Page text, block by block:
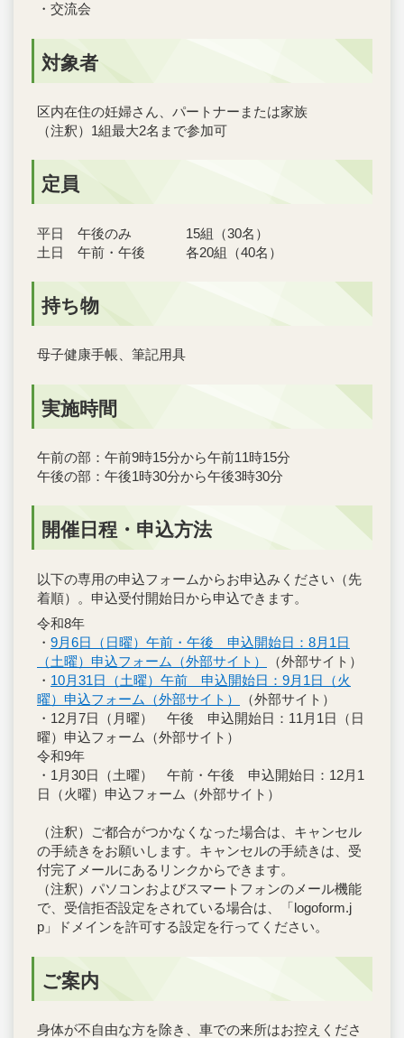
・交流会
対象者
区内在住の妊婦さん、パートナーまたは家族
（注釈）1組最大2名まで参加可
定員
平日 午後のみ 15組（30名）
土日 午前・午後 各20組（40名）
持ち物
母子健康手帳、筆記用具
実施時間
午前の部：午前9時15分から午前11時15分
午後の部：午後1時30分から午後3時30分
開催日程・申込方法
以下の専用の申込フォームからお申込みください（先
着順）。申込受付開始日から申込できます。
令和8年
・ 9月6日（日曜）午前・午後 申込開始日：8月1日
（土曜）申込フォーム（外部サイト）
（外部サイト）
・ 10月31日（土曜）午前 申込開始日：9月1日（火
曜）申込フォーム（外部サイト）
（外部サイト）
・12月7日（月曜） 午後 申込開始日：11月1日（日
曜）申込フォーム（外部サイト）
令和9年
・1月30日（土曜） 午前・午後 申込開始日：12月1
日（火曜）申込フォーム（外部サイト）
（注釈）ご都合がつかなくなった場合は、キャンセル
の手続きをお願いします。キャンセルの手続きは、受
付完了メールにあるリンクからできます。
（注釈）パソコンおよびスマートフォンのメール機能
で、受信拒否設定をされている場合は、「logoform.j
p」ドメインを許可する設定を行ってください。
ご案内
身体が不自由な方を除き、車での来所はお控えくださ